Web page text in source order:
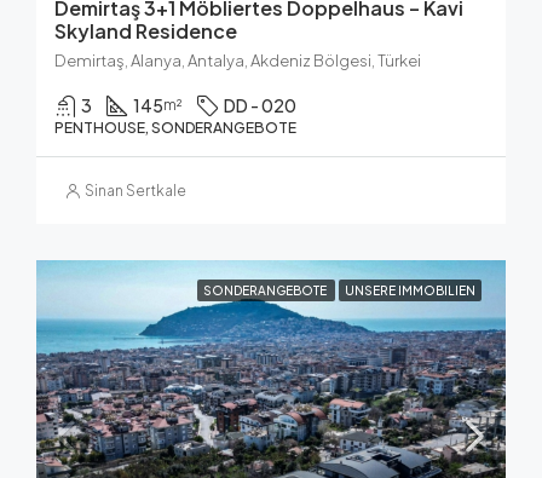
Demirtaş 3+1 Möbliertes Doppelhaus – Kavi
Skyland Residence
Demirtaş, Alanya, Antalya, Akdeniz Bölgesi, Türkei
3 145m² DD - 020
PENTHOUSE, SONDERANGEBOTE
Sinan Sertkale
SONDERANGEBOTE UNSERE IMMOBILIEN